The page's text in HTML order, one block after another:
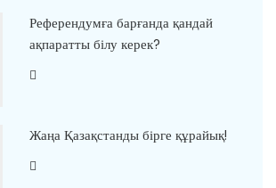
Референдумға барғанда қандай
ақпаратты білу керек?
Жаңа Қазақстанды бірге құрайық!